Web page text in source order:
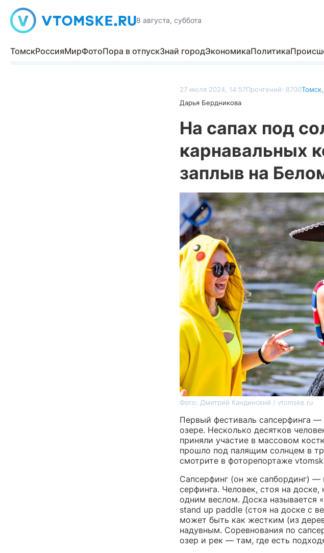
8 августа, суббота
ТомскРоссияМирФотоПора в отпускЗнай городЭкономикаПолитика
27 июля 2024, 14:57Прочтений: 8700Томск,
Дарья Бердникова
На сапах под
карнавальных
заплыв на
Фото: Дмитрий Кандинский / vtomske.ru
Первый фестиваль сапсерфинга
озере. Несколько десятков
приняли участие в массовом
прошло под палящим солнцем в
смотрите в фоторепортаже
Сапсерфинг (он же сапбординг) —
серфинга. Человек, стоя на доске,
одним веслом. Доска называется
stand up paddle (стоя на доске с
может быть как жестким (из
надувным. Соревнования по
озер и рек — там, где есть